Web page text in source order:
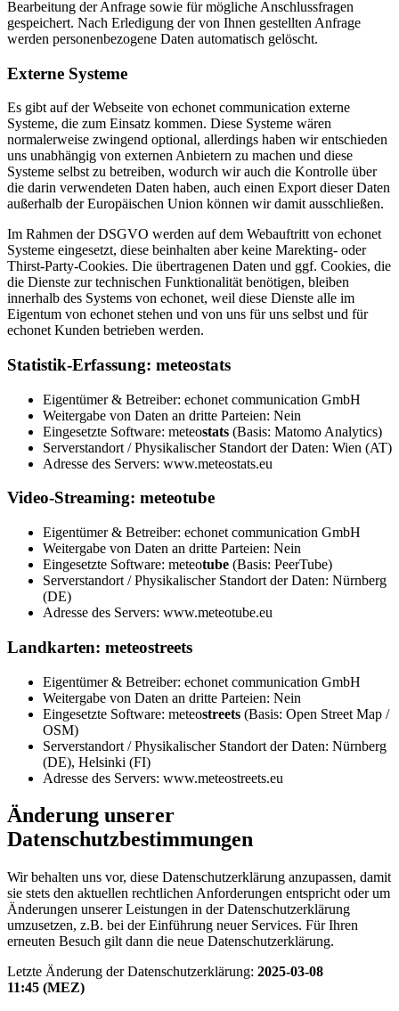
Bearbeitung der Anfrage sowie für mögliche Anschlussfragen
gespeichert. Nach Erledigung der von Ihnen gestellten Anfrage
werden personenbezogene Daten automatisch gelöscht.
Externe Systeme
Es gibt auf der Webseite von echonet communication externe
Systeme, die zum Einsatz kommen. Diese Systeme wären
normalerweise zwingend optional, allerdings haben wir entschieden
uns unabhängig von externen Anbietern zu machen und diese
Systeme selbst zu betreiben, wodurch wir auch die Kontrolle über
die darin verwendeten Daten haben, auch einen Export dieser Daten
außerhalb der Europäischen Union können wir damit ausschließen.
Im Rahmen der DSGVO werden auf dem Webauftritt von echonet
Systeme eingesetzt, diese beinhalten aber keine Marekting- oder
Thirst-Party-Cookies. Die übertragenen Daten und ggf. Cookies, die
die Dienste zur technischen Funktionalität benötigen, bleiben
innerhalb des Systems von echonet, weil diese Dienste alle im
Eigentum von echonet stehen und von uns für uns selbst und für
echonet Kunden betrieben werden.
Statistik-Erfassung: meteostats
Eigentümer & Betreiber: echonet communication GmbH
Weitergabe von Daten an dritte Parteien: Nein
Eingesetzte Software: meteostats (Basis: Matomo Analytics)
Serverstandort / Physikalischer Standort der Daten: Wien (AT)
Adresse des Servers: www.meteostats.eu
Video-Streaming: meteotube
Eigentümer & Betreiber: echonet communication GmbH
Weitergabe von Daten an dritte Parteien: Nein
Eingesetzte Software: meteotube (Basis: PeerTube)
Serverstandort / Physikalischer Standort der Daten: Nürnberg
(DE)
Adresse des Servers: www.meteotube.eu
Landkarten: meteostreets
Eigentümer & Betreiber: echonet communication GmbH
Weitergabe von Daten an dritte Parteien: Nein
Eingesetzte Software: meteostreets (Basis: Open Street Map /
OSM)
Serverstandort / Physikalischer Standort der Daten: Nürnberg
(DE), Helsinki (FI)
Adresse des Servers: www.meteostreets.eu
Änderung unserer
Datenschutzbestimmungen
Wir behalten uns vor, diese Datenschutzerklärung anzupassen, damit
sie stets den aktuellen rechtlichen Anforderungen entspricht oder um
Änderungen unserer Leistungen in der Datenschutzerklärung
umzusetzen, z.B. bei der Einführung neuer Services. Für Ihren
erneuten Besuch gilt dann die neue Datenschutzerklärung.
Letzte Änderung der Datenschutzerklärung: 2025-03-08
11:45 (MEZ)